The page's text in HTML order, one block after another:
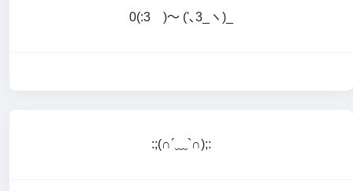
0(:3 )～ ('､3_ヽ)_
:;(∩´﹏`∩);: